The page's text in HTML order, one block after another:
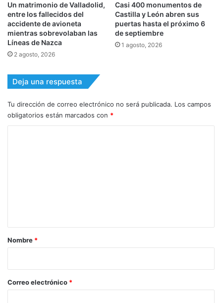
Un matrimonio de Valladolid,
entre los fallecidos del
accidente de avioneta
mientras sobrevolaban las
Líneas de Nazca
2 agosto, 2026
Casi 400 monumentos de
Castilla y León abren sus
puertas hasta el próximo 6
de septiembre
1 agosto, 2026
Deja una respuesta
Tu dirección de correo electrónico no será publicada. Los campos
obligatorios están marcados con *
r
*
Nombre *
Correo electrónico *